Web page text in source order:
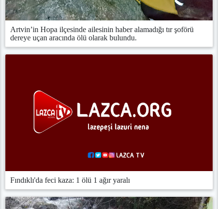
Artvin’in Hopa ilçesinde ailesinin haber alamadığı tır şoförü
dereye uçan aracında ölü olarak bulundu.
Fındıklı'da feci kaza: 1 ölü 1 ağır yaralı